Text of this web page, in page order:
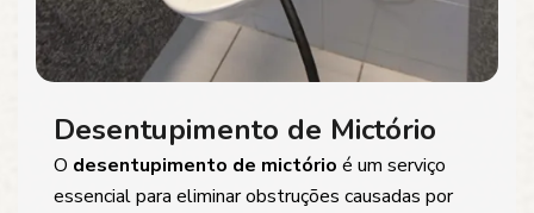
Desentupimento de Mictório
O desentupimento de mictório é um serviço
essencial para eliminar obstruções causadas por